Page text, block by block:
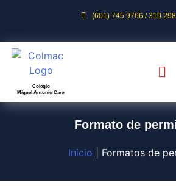
(601) 745 9766 / 319
Colegio
Miguel Antonio Caro
Formato de
Inicio Formatos de